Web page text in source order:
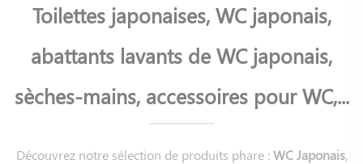
Toilettes japonaises, WC japonais,
abattants lavants de WC japonais,
sèches-mains, accessoires pour WC,...
Découvrez notre sélection de produits phare :WC Japonais,